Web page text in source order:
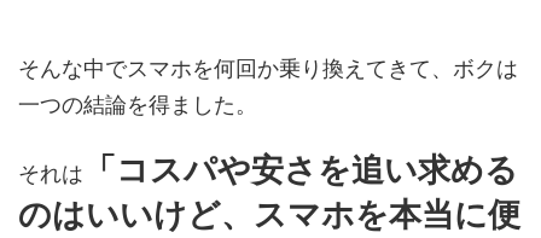
そんな中でスマホを何回か乗り換えてきて、ボクは
一つの結論を得ました。
それは
「コスパや安さを追い求める
のはいいけど、スマホを本当に便